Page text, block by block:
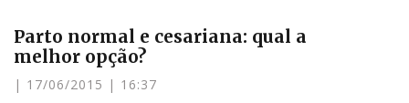
Parto normal e cesariana: qual a
melhor opção?
17/06/2015 16:37